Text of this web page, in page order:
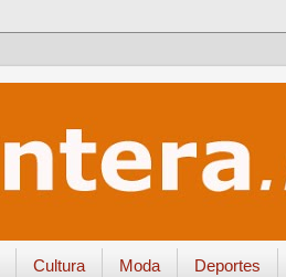
Cultura Moda Deportes